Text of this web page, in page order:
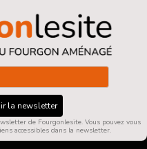
la newsletter
de Fourgonlesite. Vous pouvez vous
accessibles dans la newsletter.